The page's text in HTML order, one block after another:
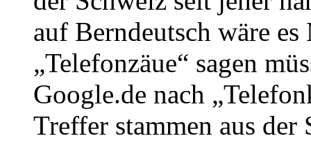
auf Berndeutsch wäre
„Telefonzäue“ sagen
Google.de nach
Treffer stammen aus der